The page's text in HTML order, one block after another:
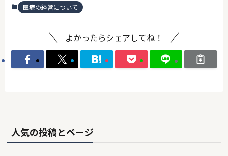
医療の経営について
よかったらシェアしてね！
人気の投稿とページ